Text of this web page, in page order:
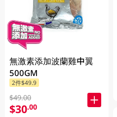
無激素添加波蘭雞中翼
500GM
2件$49.9
$49.00
$30.00